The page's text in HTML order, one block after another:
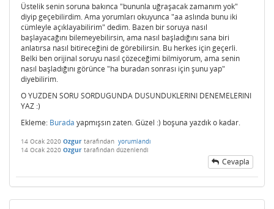
Üstelik senin soruna bakınca "bununla uğraşacak zamanım yok"
diyip geçebilirdim. Ama yorumları okuyunca "aa aslında bunu iki
cümleyle açıklayabilirim" dedim. Bazen bir soruya nasıl
başlayacağını bilemeyebilirsin, ama nasıl başladığını sana biri
anlatırsa nasıl bitireceğini de görebilirsin. Bu herkes için geçerli.
Belki ben orijinal soruyu nasıl çözeceğimi bilmiyorum, ama senin
nasıl başladığını görünce "ha buradan sonrası için şunu yap"
diyebilirim.
O YUZDEN SORU SORDUGUNDA DUSUNDUKLERINI DENEMELERINI
YAZ :)
Ekleme: Burada yapmışsın zaten. Güzel :) boşuna yazdık o kadar.
14 Ocak 2020 Ozgur tarafından yorumlandı
14 Ocak 2020 Ozgur tarafından düzenlendi
Cevapla